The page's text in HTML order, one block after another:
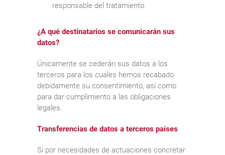
responsable del tratamiento.
¿A qué destinatarios se comunicarán sus
datos?
Únicamente se cederán sus datos a los
terceros para los cuales hemos recabado
debidamente su consentimiento, así como
para dar cumplimiento a las obligaciones
legales.
Transferencias de datos a terceros países
Si por necesidades de actuaciones concretar